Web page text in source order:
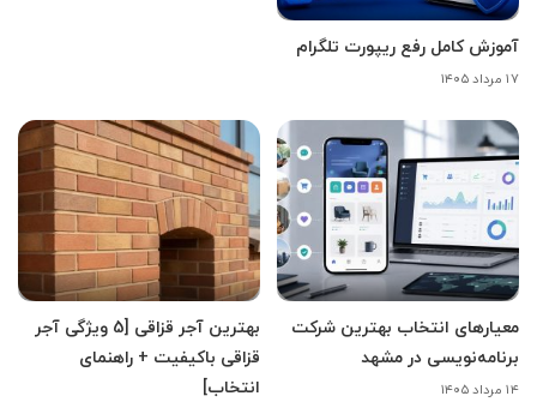
آموزش کامل رفع ریپورت تلگرام
۱۷ مرداد ۱۴۰۵
معیارهای انتخاب بهترین شرکت
برنامه‌نویسی در مشهد
۱۴ مرداد ۱۴۰۵
بهترین آجر قزاقی [5 ویژگی آجر
قزاقی باکیفیت + راهنمای
انتخاب]